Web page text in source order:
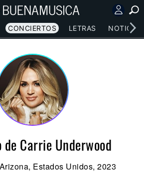
CONCIERTOS LETRAS NOTICIAS
Carrie Underwood
Estados Unidos, 2023